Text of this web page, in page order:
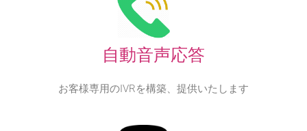
自動音声応答
お客様専用のIVRを構築、提供いたします